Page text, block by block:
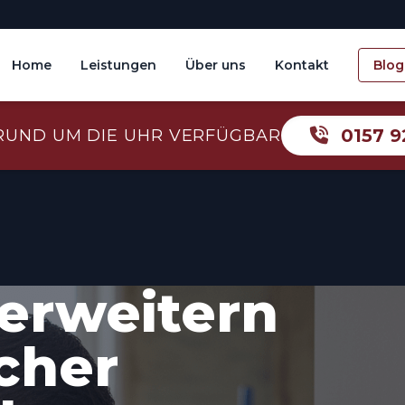
Home Leistungen Über uns Kontakt Blog
UM DIE UHR VERFÜGBAR 0157